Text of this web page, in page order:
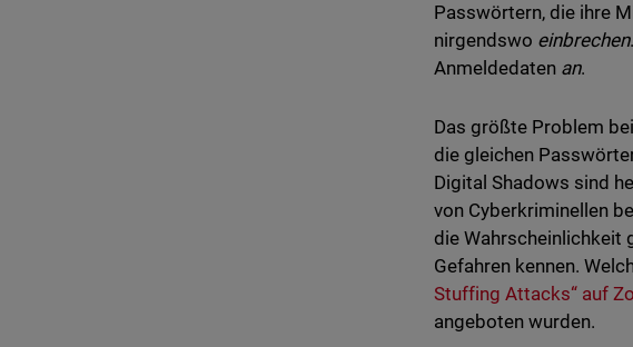
Passwörtern, die ihre
nirgendswo einbrechen
Anmeldedaten an.
Das größte Problem
die gleichen
Digital Shadows sind
von Cyberkriminellen
die Wahrscheinlichkeit
Gefahren kennen.
Stuffing Attacks“ auf
angeboten wurden.